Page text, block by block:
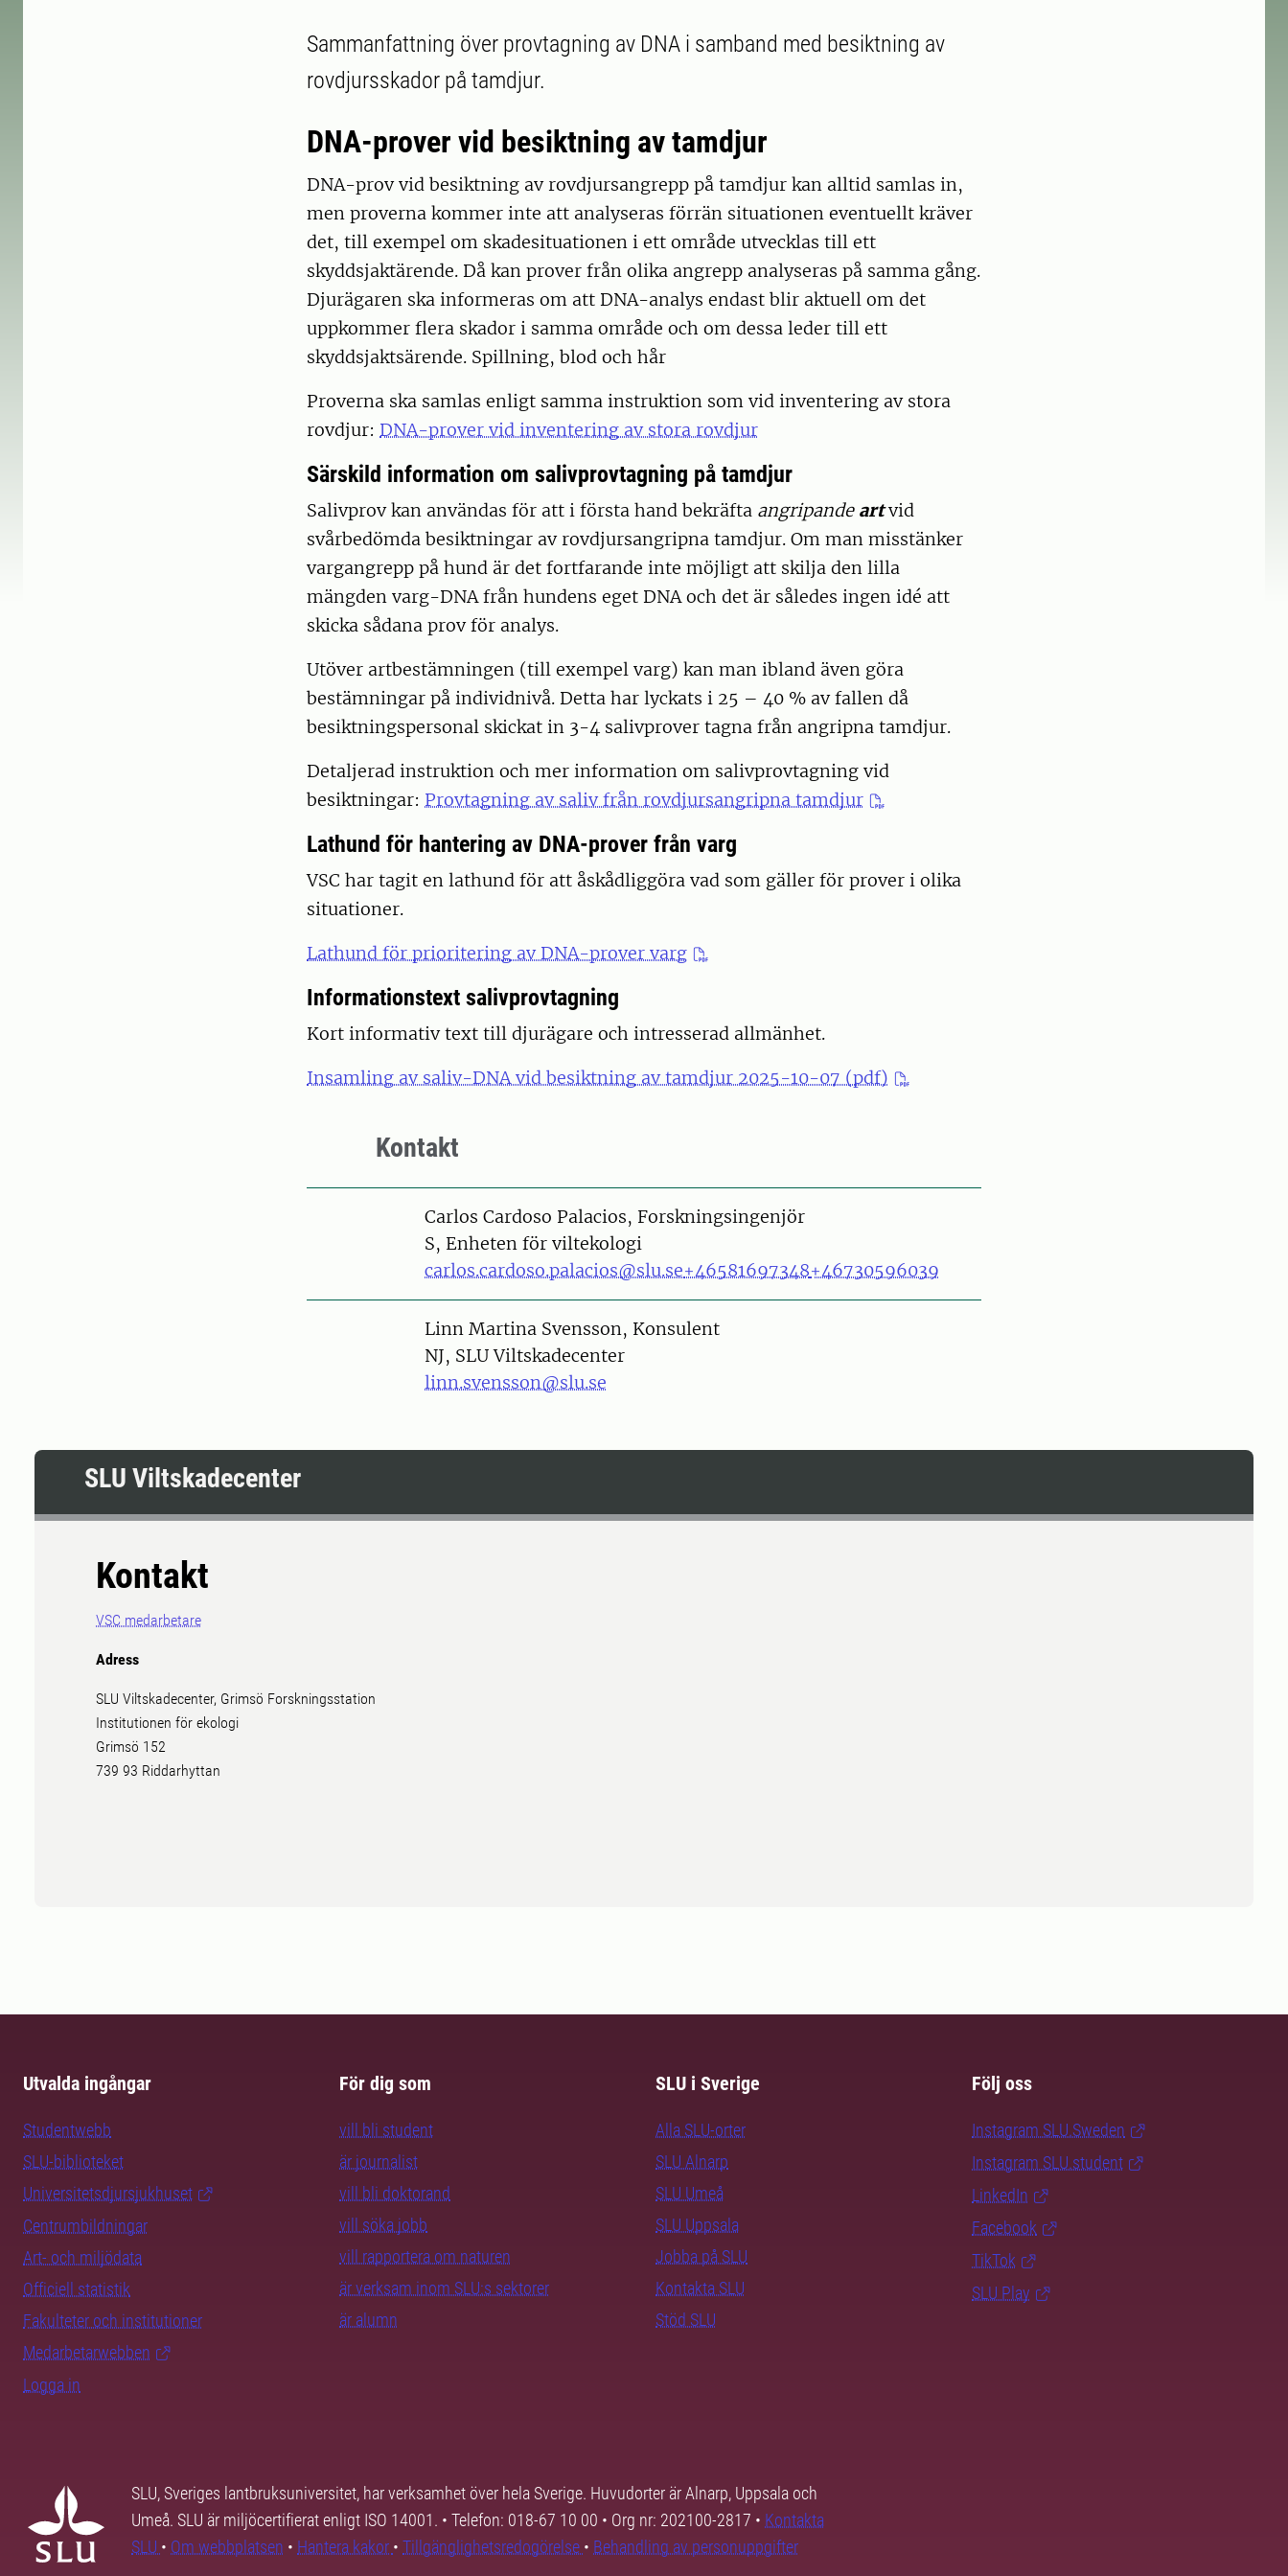
Sammanfattning över provtagning av DNA i samband med besiktning av
rovdjursskador på tamdjur.
DNA-prover vid besiktning av tamdjur
DNA-prov vid besiktning av rovdjursangrepp på tamdjur kan alltid samlas in,
men proverna kommer inte att analyseras förrän situationen eventuellt kräver
det, till exempel om skadesituationen i ett område utvecklas till ett
skyddsjaktärende. Då kan prover från olika angrepp analyseras på samma gång.
Djurägaren ska informeras om att DNA-analys endast blir aktuell om det
uppkommer flera skador i samma område och om dessa leder till ett
skyddsjaktsärende. Spillning, blod och hår
Proverna ska samlas enligt samma instruktion som vid inventering av stora
rovdjur: DNA-prover vid inventering av stora rovdjur
Särskild information om salivprovtagning på tamdjur
Salivprov kan användas för att i första hand bekräfta angripande artvid
svårbedömda besiktningar av rovdjursangripna tamdjur. Om man misstänker
vargangrepp på hund är det fortfarande inte möjligt att skilja den lilla
mängden varg-DNA från hundens eget DNA och det är således ingen idé att
skicka sådana prov för analys.
Utöver artbestämningen (till exempel varg) kan man ibland även göra
bestämningar på individnivå. Detta har lyckats i 25 – 40 % av fallen då
besiktningspersonal skickat in 3-4 salivprover tagna från angripna tamdjur.
Detaljerad instruktion och mer information om salivprovtagning vid
besiktningar: Provtagning av saliv från rovdjursangripna tamdjur
Lathund för hantering av DNA-prover från varg
VSC har tagit en lathund för att åskådliggöra vad som gäller för prover i olika
situationer.
Lathund för prioritering av DNA-prover varg
Informationstext salivprovtagning
Kort informativ text till djurägare och intresserad allmänhet.
Insamling av saliv-DNA vid besiktning av tamdjur 2025-10-07 (pdf)
Kontakt
PersonCarlos Cardoso Palacios, Forskningsingenjör
S, Enheten för viltekologi
carlos.cardoso.palacios@slu.se+46581697348+46730596039
PersonLinn Martina Svensson, Konsulent
NJ, SLU Viltskadecenter
linn.svensson@slu.se
SLU Viltskadecenter
Kontakt
VSC medarbetare
Adress
SLU Viltskadecenter, Grimsö Forskningsstation
Institutionen för ekologi
Grimsö 152
739 93 Riddarhyttan
Utvalda ingångar
Studentwebb
SLU-biblioteket
Universitetsdjursjukhuset
Centrumbildningar
Art- och miljödata
Officiell statistik
Fakulteter och institutioner
Medarbetarwebben
Logga in
För dig som
vill bli student
är journalist
vill bli doktorand
vill söka jobb
vill rapportera om naturen
är verksam inom SLU:s sektorer
är alumn
SLU i Sverige
Alla SLU-orter
SLU Alnarp
SLU Umeå
SLU Uppsala
Jobba på SLU
Kontakta SLU
Stöd SLU
Följ oss
Instagram SLU.Sweden
Instagram SLU.student
LinkedIn
Facebook
TikTok
SLU Play
SLU, Sveriges lantbruksuniversitet, har verksamhet över hela Sverige. Huvudorter är Alnarp, Uppsala och
Umeå. SLU är miljöcertifierat enligt ISO 14001. • Telefon: 018-67 10 00 • Org nr: 202100-2817 • Kontakta
SLU • Om webbplatsen • Hantera kakor • Tillgänglighetsredogörelse • Behandling av personuppgifter